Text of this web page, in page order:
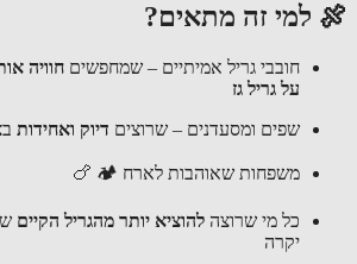
🍖 למי זה מתאים?
חובבי גריל אמיתיים – שמחפשים חוויה
על גריל גז
שפים ומסעדנים – שרוצים דיוק ואחידות
משפחות שאוהבות לארח 🏕 🍗
כל מי שרוצה להוציא יותר מהגריל הקיים
יקרה